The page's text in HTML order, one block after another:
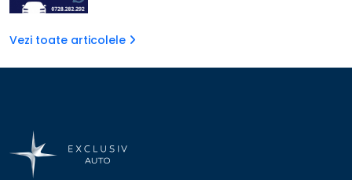
Vezi toate articolele